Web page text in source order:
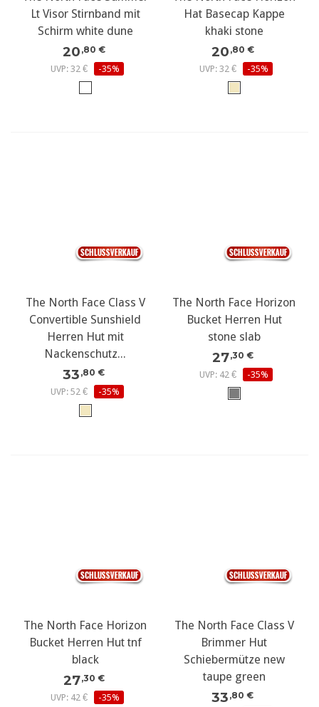
Lt Visor Stirnband mit
Schirm white dune
20 ,80 €
UVP: 32 €
-35%
Hat Basecap Kappe
khaki stone
20 ,80 €
UVP: 32 €
-35%
The North Face Class V
Convertible Sunshield
Herren Hut mit
Nackenschutz...
33 ,80 €
UVP: 52 €
-35%
The North Face Horizon
Bucket Herren Hut
stone slab
27,30 €
UVP: 42 €
-35%
The North Face Horizon
Bucket Herren Hut tnf
black
27,30 €
UVP: 42 €
-35%
The North Face Class V
Brimmer Hut
Schiebermütze new
taupe green
33 ,80 €